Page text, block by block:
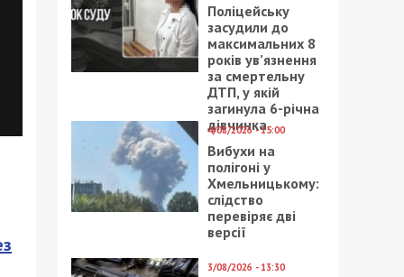
Поліцейську
засудили до
максимальних 8
років ув’язнення
за смертельну
ДТП, у якій
загинула 6-річна
дівчинка
4/08/2026 - 15:00
Вибухи на
полігоні у
Хмельницькому:
слідство
перевіряє дві
версії
3/08/2026 - 13:30